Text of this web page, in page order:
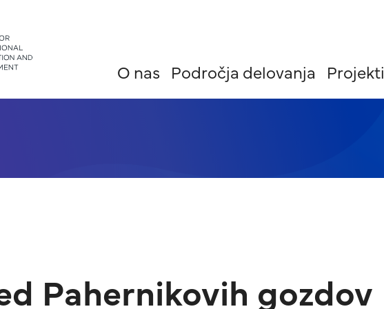
O nas Področja delovanja Projekti
Pahernikovih gozdov